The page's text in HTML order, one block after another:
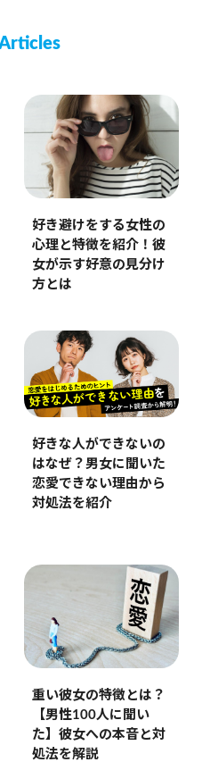
好き避けをする女性の
心理と特徴を紹介！彼
女が示す好意の見分け
方とは
好きな人ができないの
はなぜ？男女に聞いた
恋愛できない理由から
対処法を紹介
重い彼女の特徴とは？
【男性100人に聞い
た】彼女への本音と対
処法を解説